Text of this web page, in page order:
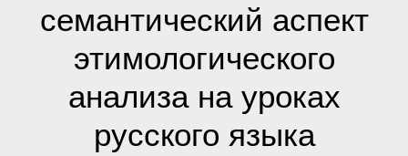
семантический аспект
этимологического
анализа на уроках
русского языка